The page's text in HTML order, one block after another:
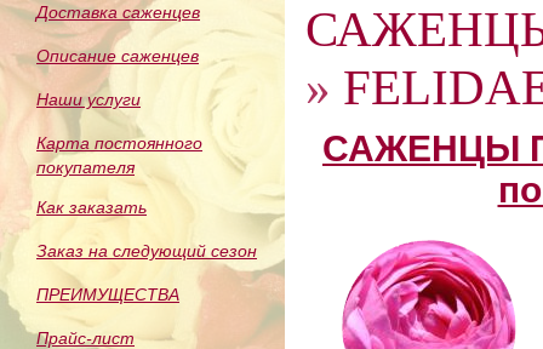
Доставка саженцев
Описание саженцев
Наши услуги
Карта постоянного
покупателя
Как заказать
Заказ на следующий сезон
ПРЕИМУЩЕСТВА
Прайс-лист
»
САЖЕНЦЫ